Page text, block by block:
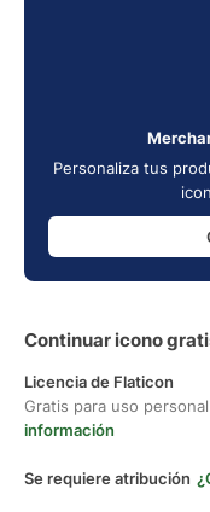
Personaliza tus
Continuar icono
Licencia de Flaticon
Gratis para uso
información
Se requiere atribución